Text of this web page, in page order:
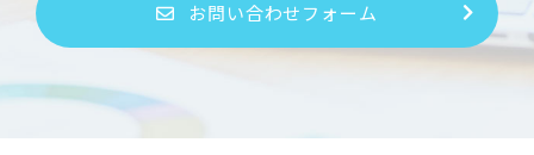
お問い合わせフォーム